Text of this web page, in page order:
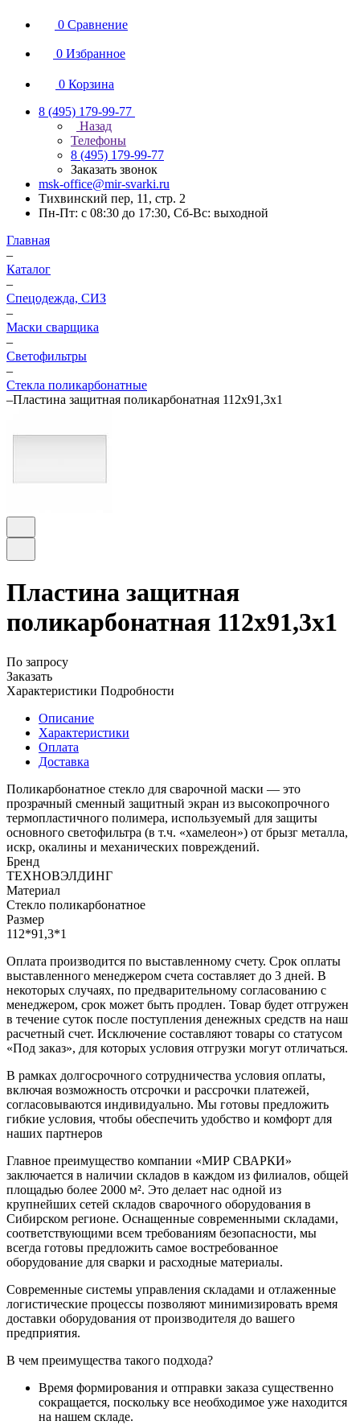
0 Сравнение
0 Избранное
0 Корзина
8 (495) 179-99-77
Назад
Телефоны
8 (495) 179-99-77
Заказать звонок
msk-office@mir-svarki.ru
Тихвинский пер, 11, стр. 2
Пн-Пт: с 08:30 до 17:30, Сб-Вс: выходной
Главная
–
Каталог
–
Спецодежда, СИЗ
–
Маски сварщика
–
Светофильтры
–
Стекла поликарбонатные
–Пластина защитная поликарбонатная 112х91,3х1
Пластина защитная
поликарбонатная 112х91,3х1
По запросу
Заказать
Характеристики Подробности
Описание
Характеристики
Оплата
Доставка
Поликарбонатное стекло для сварочной маски — это
прозрачный сменный защитный экран из высокопрочного
термопластичного полимера, используемый для защиты
основного светофильтра (в т.ч. «хамелеон») от брызг металла,
искр, окалины и механических повреждений.
Бренд
ТЕХНОВЭЛДИНГ
Материал
Стекло поликарбонатное
Размер
112*91,3*1
Оплата производится по выставленному счету. Срок оплаты
выставленного менеджером счета составляет до 3 дней. В
некоторых случаях, по предварительному согласованию с
менеджером, срок может быть продлен. Товар будет отгружен
в течение суток после поступления денежных средств на наш
расчетный счет. Исключение составляют товары со статусом
«Под заказ», для которых условия отгрузки могут отличаться.
В рамках долгосрочного сотрудничества условия оплаты,
включая возможность отсрочки и рассрочки платежей,
согласовываются индивидуально. Мы готовы предложить
гибкие условия, чтобы обеспечить удобство и комфорт для
наших партнеров
Главное преимущество компании «МИР СВАРКИ»
заключается в наличии складов в каждом из филиалов, общей
площадью более 2000 м². Это делает нас одной из
крупнейших сетей складов сварочного оборудования в
Сибирском регионе. Оснащенные современными складами,
соответствующими всем требованиям безопасности, мы
всегда готовы предложить самое востребованное
оборудование для сварки и расходные материалы.
Современные системы управления складами и отлаженные
логистические процессы позволяют минимизировать время
доставки оборудования от производителя до вашего
предприятия.
В чем преимущества такого подхода?
Время формирования и отправки заказа существенно
сокращается, поскольку все необходимое уже находится
на нашем складе.